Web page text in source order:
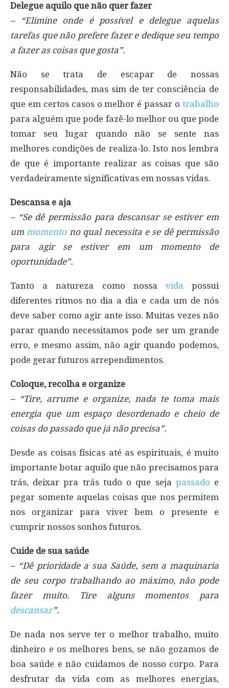
Delegue aquilo que não quer fazer
– “Elimine onde é possível e delegue aquelas
tarefas que não prefere fazer e dedique seu tempo
a fazer as coisas que gosta”.
Não se trata de escapar de nossas
responsabilidades, mas sim de ter consciência de
que em certos casos o melhor é passar o trabalho
para alguém que pode fazê-lo melhor ou que pode
tomar seu lugar quando não se sente nas
melhores condições de realiza-lo. Isto nos lembra
de que é importante realizar as coisas que são
verdadeiramente significativas em nossas vidas.
Descansa e aja
– “Se dê permissão para descansar se estiver em
ummomentono qual necessita e se dê permissão
para agir se estiver em um momento de
oportunidade”.
Tanto a natureza como nossa vida possui
diferentes ritmos no dia a dia e cada um de nós
deve saber como agir ante isso. Muitas vezes não
parar quando necessitamos pode ser um grande
erro, e mesmo assim, não agir quando podemos,
pode gerar futuros arrependimentos.
Coloque, recolha e organize
– “Tire, arrume e organize, nada te toma mais
energia que um espaço desordenado e cheio de
coisas do passado que já não precisa”.
Desde as coisas físicas até as espirituais, é muito
importante botar aquilo que não precisamos para
trás, deixar pra trás tudo o que seja passado e
pegar somente aquelas coisas que nos permitem
nos organizar para viver bem o presente e
cumprir nossos sonhos futuros.
Cuide de sua saúde
– “Dê prioridade a sua Saúde, sem a maquinaria
de seu corpo trabalhando ao máximo, não pode
fazer muito. Tire alguns momentos para
descansar”.
De nada nos serve ter o melhor trabalho, muito
dinheiro e os melhores bens, se não gozamos de
boa saúde e não cuidamos de nosso corpo. Para
desfrutar da vida com as melhores energias,